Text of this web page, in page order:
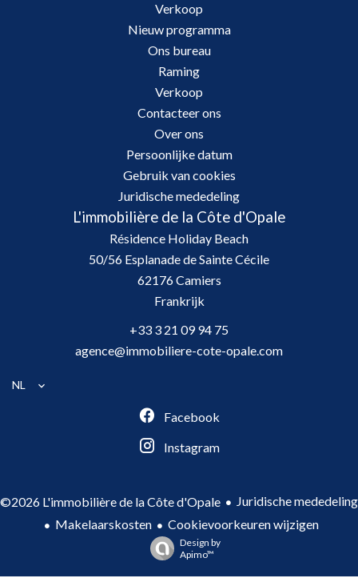
Verkoop
Nieuw programma
Ons bureau
Raming
Verkoop
Contacteer ons
Over ons
Persoonlijke datum
Gebruik van cookies
Juridische mededeling
L'immobilière de la Côte d'Opale
Résidence Holiday Beach
50/56 Esplanade de Sainte Cécile
62176Camiers
Frankrijk
+33 3 21 09 94 75
agence@immobiliere-cote-opale.com
NL
Facebook
Instagram
©2026 L'immobilière de la Côte d'Opale
Juridische mededeling
Makelaarskosten
Cookievoorkeuren wijzigen
Design by
Apimo™